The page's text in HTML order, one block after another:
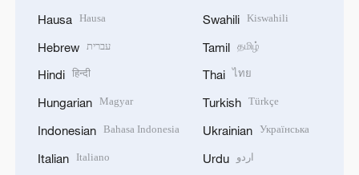
Hausa Hausa
Hebrew עברית
Hindi हिन्दी
Hungarian Magyar
Indonesian Bahasa Indonesia
Italian Italiano
Swahili Kiswahili
Tamil தமிழ்
Thai ไทย
Turkish Türkçe
Ukrainian Українська
Urdu اردو